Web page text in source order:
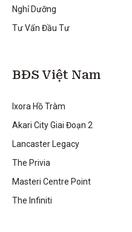
Nghỉ Dưỡng
Tư Vấn Đầu Tư
BĐS Việt Nam
Ixora Hồ Tràm
Akari City Giai Đoạn 2
Lancaster Legacy
The Privia
Masteri Centre Point
The Infiniti